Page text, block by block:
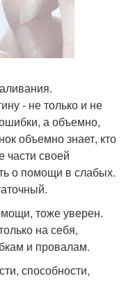
- не только и не
а объемно,
объемно знает, кто
части своей
о помощи в слабых.
тоже уверен.
на себя,
и провалам.
способности,